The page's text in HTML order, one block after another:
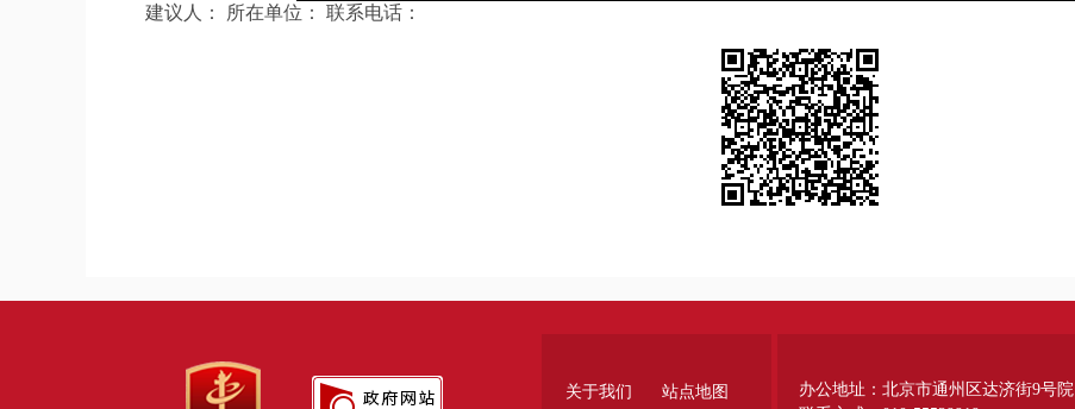
建议人： 所在单位： 联系电话：
关于我们 站点地图
办公地址：北京市通州区达济街9号院